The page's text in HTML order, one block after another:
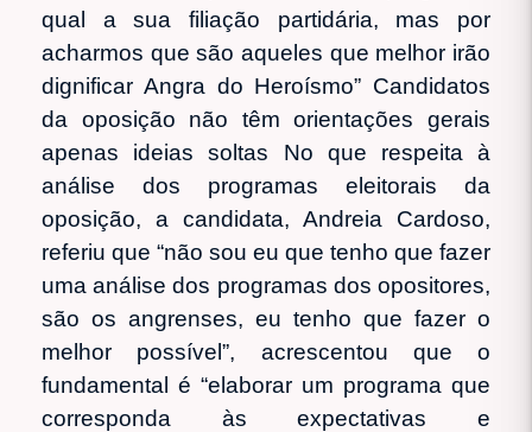
qual a sua filiação partidária, mas por
acharmos que são aqueles que melhor irão
dignificar Angra do Heroísmo” Candidatos
da oposição não têm orientações gerais
apenas ideias soltas No que respeita à
análise dos programas eleitorais da
oposição, a candidata, Andreia Cardoso,
referiu que “não sou eu que tenho que fazer
uma análise dos programas dos opositores,
são os angrenses, eu tenho que fazer o
melhor possível”, acrescentou que o
fundamental é “elaborar um programa que
corresponda às expectativas e